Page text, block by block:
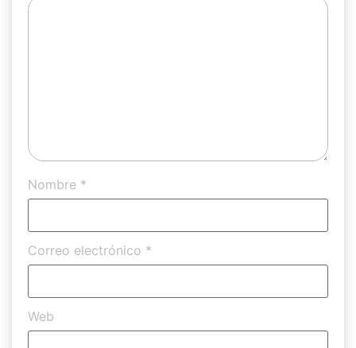
Nombre *
Correo electrónico *
Web